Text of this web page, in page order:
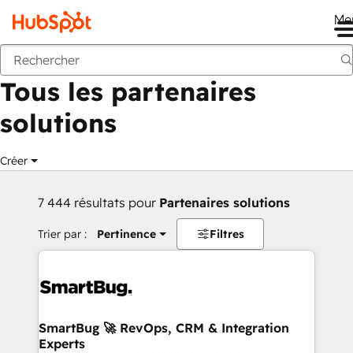
Retour
Tous les partenaires
solutions
Créer
7 444 résultats pour Partenaires solutions
Trier par : Pertinence Filtres
SmartBug 🚀 RevOps, CRM & Integration
Experts